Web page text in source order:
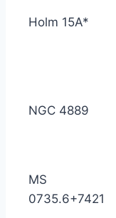
Holm 15A*
NGC 4889
MS
0735.6+7421